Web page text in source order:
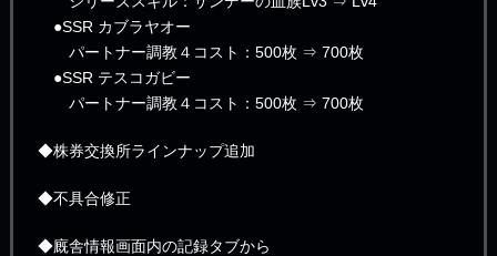
●SSR カブラヤオー
パートナー調教４コスト：500枚 ⇒ 700枚
●SSR テスコガビー
パートナー調教４コスト：500枚 ⇒ 700枚
◆株券交換所ラインナップ追加
◆不具合修正
◆廐舎情報画面内の記録タブから